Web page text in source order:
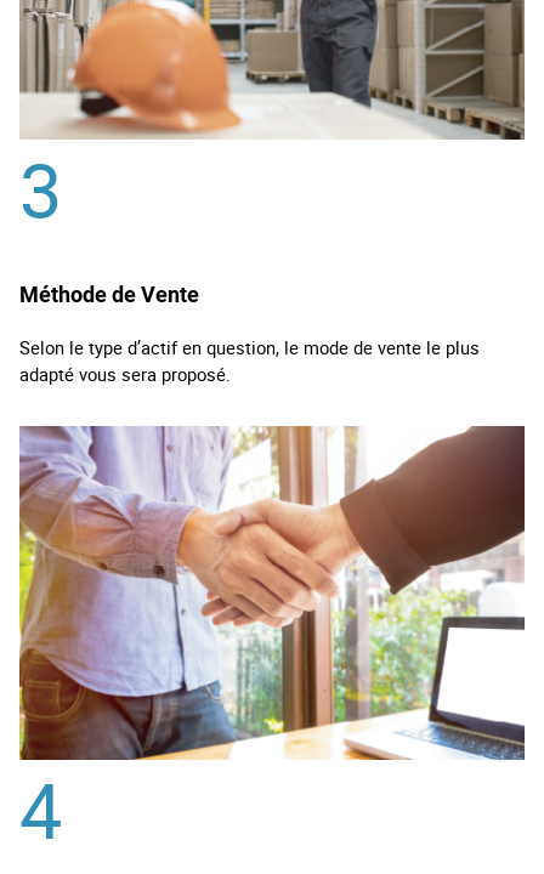
3
Méthode de Vente
Selon le type d’actif en question, le mode de vente le plus
adapté vous sera proposé.
4